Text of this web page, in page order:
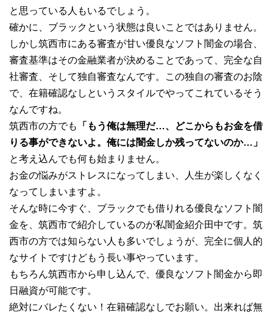
と思っている人もいるでしょう。
確かに、ブラックという状態は良いことではありません。
しかし筑西市にある審査が甘い優良なソフト闇金の場合、
審査基準はその金融業者が決めることであって、完全な自
社審査、そして独自審査なんです。この独自の審査のお陰
で、在籍確認なしというスタイルでやってこれているそう
なんですね。
筑西市の方でも
「もう俺は無理だ…、どこからもお金を借
りる事ができないよ。俺には闇金しか残ってないのか…」
と考え込んでも何も始まりません。
お金の悩みがストレスになってしまい、人生が楽しくなく
なってしまいますよ。
そんな時に今すぐ、ブラックでも借りれる優良なソフト闇
金を、筑西市で紹介しているのが私闇金紹介田中です。筑
西市の方では知らない人も多いでしょうが、完全に個人的
なサイトですけどもう長い事やっています。
もちろん筑西市から申し込んで、優良なソフト闇金から即
日融資が可能です。
絶対にバレたくない！在籍確認なしでお願い。出来れば無